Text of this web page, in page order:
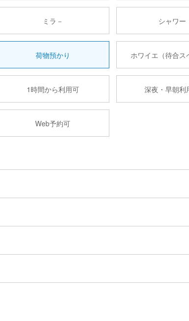
ミラ－ シャワー
荷物預かり ホワイエ（待合ス
1時間から利用可 深夜・早朝利
Web予約可